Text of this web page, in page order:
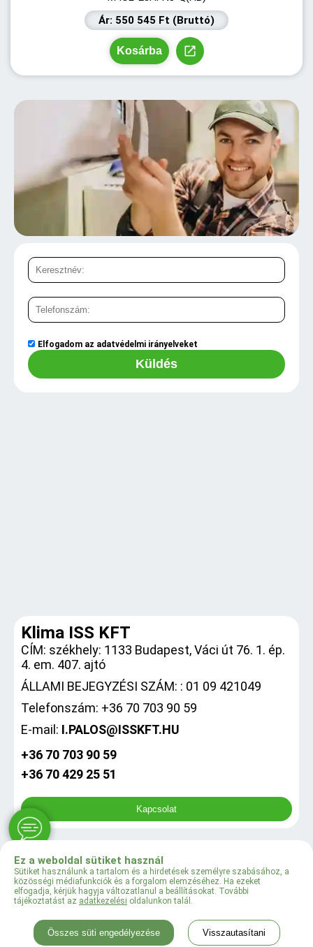
Ez a weboldal sütiket használ
Sütiket használunk a tartalom és a hirdetések személyre szabásához, a
közösségi médiafunkciók és a forgalom elemzéséhez. Ha ezeket
elfogadja, kérjük hagyja változatlanul a beállításokat. További
tájékoztatást az adatkezelési oldalunkon talál.
Összes süti engedélyezése Visszautasítani
Menü Kategóriák
Ár: 550 545 Ft (Bruttó)
Kosárba
Elfogadom az adatvédelmi irányelveket
Küldés
Klima ISS KFT
CÍM: székhely: 1133 Budapest, Váci út 76. 1. ép.
4. em. 407. ajtó
ÁLLAMI BEJEGYZÉSI SZÁM: : 01 09 421049
Telefonszám: +36 70 703 90 59
E-mail: I.PALOS@ISSKFT.HU
+36 70 703 90 59
+36 70 429 25 51
Kapcsolat
© 2024 Klima ISS KFT